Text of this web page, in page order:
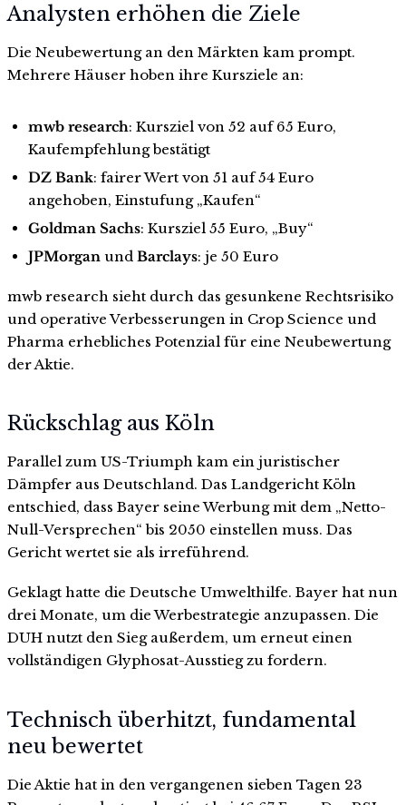
Analysten erhöhen die Ziele
Die Neubewertung an den Märkten kam prompt.
Mehrere Häuser hoben ihre Kursziele an:
mwb research: Kursziel von 52 auf 65 Euro,
Kaufempfehlung bestätigt
DZ Bank: fairer Wert von 51 auf 54 Euro
angehoben, Einstufung „Kaufen“
Goldman Sachs: Kursziel 55 Euro, „Buy“
JPMorganund Barclays: je 50 Euro
mwb research sieht durch das gesunkene Rechtsrisiko
und operative Verbesserungen in Crop Science und
Pharma erhebliches Potenzial für eine Neubewertung
der Aktie.
Rückschlag aus Köln
Parallel zum US-Triumph kam ein juristischer
Dämpfer aus Deutschland. Das Landgericht Köln
entschied, dass Bayer seine Werbung mit dem „Netto-
Null-Versprechen“ bis 2050 einstellen muss. Das
Gericht wertet sie als irreführend.
Geklagt hatte die Deutsche Umwelthilfe. Bayer hat nun
drei Monate, um die Werbestrategie anzupassen. Die
DUH nutzt den Sieg außerdem, um erneut einen
vollständigen Glyphosat-Ausstieg zu fordern.
Technisch überhitzt, fundamental
neu bewertet
Die Aktie hat in den vergangenen sieben Tagen 23